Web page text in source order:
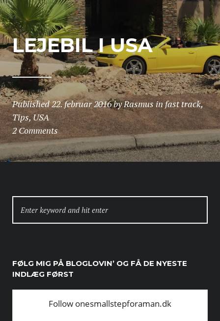
LEJEBIL I USA
Published22. februar 2016byRasmus infast track,
Tips,USA
2 Comments
FOR:
FØLG MIG PÅ BLOGLOVIN’ OG FÅ DE NYESTE
INDLÆG FØRST